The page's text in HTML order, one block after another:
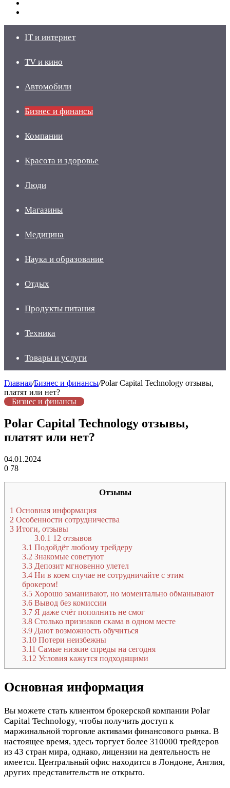
IT и интернет
TV и кино
Автомобили
Бизнес и финансы
Компании
Красота и здоровье
Люди
Магазины
Медицина
Наука и образование
Отдых
Продукты питания
Техника
Товары и услуги
Главная/Бизнес и финансы/Polar Capital Technology отзывы,
платят или нет?
Бизнес и финансы
Polar Capital Technology отзывы,
платят или нет?
04.01.2024
0 78
Отзывы
1 Основная информация
2 Особенности сотрудничества
3 Итоги, отзывы
3.0.1 12 отзывов
3.1 Подойдёт любому трейдеру
3.2 Знакомые советуют
3.3 Депозит мгновенно улетел
3.4 Ни в коем случае не сотрудничайте с этим
брокером!
3.5 Хорошо заманивают, но моментально обманывают
3.6 Вывод без комиссии
3.7 Я даже счёт пополнить не смог
3.8 Столько признаков скама в одном месте
3.9 Дают возможность обучиться
3.10 Потери неизбежны
3.11 Самые низкие спреды на сегодня
3.12 Условия кажутся подходящими
Основная информация
Вы можете стать клиентом брокерской компании Polar
Capital Technology, чтобы получить доступ к
маржинальной торговле активами финансового рынка. В
настоящее время, здесь торгует более 310000 трейдеров
из 43 стран мира, однако, лицензии на деятельность не
имеется. Центральный офис находится в Лондоне, Англия,
других представительств не открыто.